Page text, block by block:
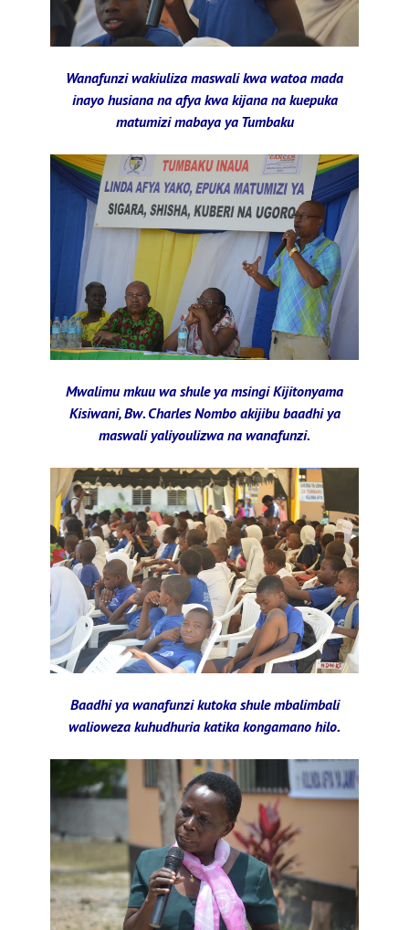
Wanafunzi wakiuliza maswali kwa watoa mada
inayo husiana na afya kwa kijana na kuepuka
matumizi mabaya ya Tumbaku
Mwalimu mkuu wa shule ya msingi Kijitonyama
Kisiwani, Bw. Charles Nombo akijibu baadhi ya
maswali yaliyoulizwa na wanafunzi.
Baadhi ya wanafunzi kutoka shule mbalimbali
walioweza kuhudhuria katika kongamano hilo.